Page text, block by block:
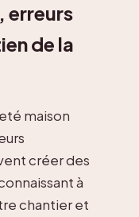
erreurs
de la
maison
créer des
à
chantier et